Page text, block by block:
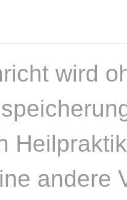
wird
andere